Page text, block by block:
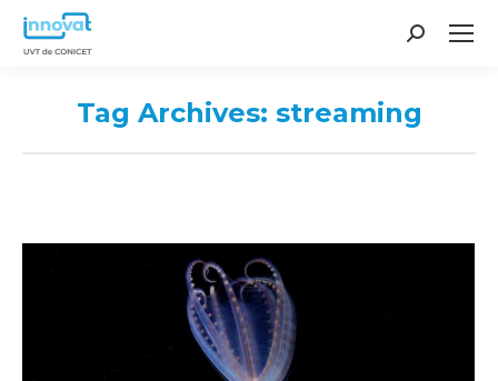
Search:
Tag Archives: streaming